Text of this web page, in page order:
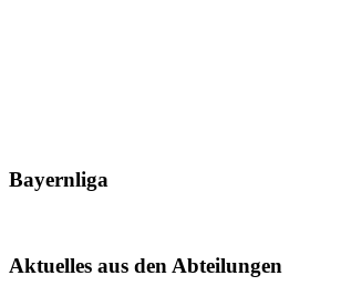
Bayernliga
Aktuelles aus den Abteilungen